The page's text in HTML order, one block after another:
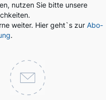
nutzen Sie bitte unsere
weiter. Hier geht`s zur Abo-
.